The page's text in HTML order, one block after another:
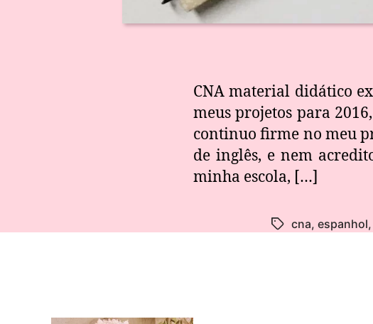
CNA material didático
meus projetos para
continuo firme no meu
de inglês, e nem
minha escola, […]
cna, espanhol,